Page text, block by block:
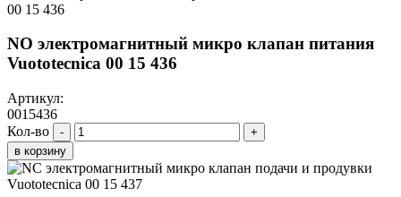
NO электромагнитный микро клапан питания
Vuototecnica 00 15 436
Артикул:
0015436
Кол-во
-
+
в корзину